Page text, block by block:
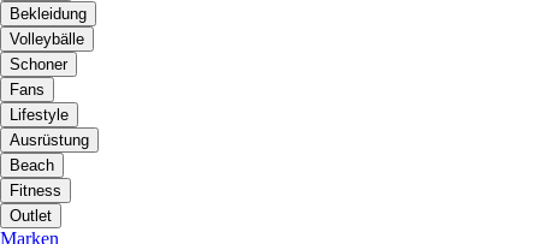
Bekleidung
Volleybälle
Schoner
Fans
Lifestyle
Ausrüstung
Beach
Fitness
Outlet
Marken